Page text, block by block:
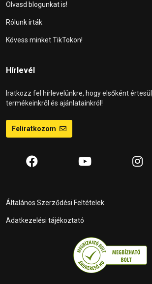
Olvasd blogunkat is!
Rólunk írták
Kövess minket TikTokon!
Hírlevél
Iratkozz fel hírlevelünkre, hogy elsőként
termékeinkről és ajánlatainkról!
Feliratkozom
Általános Szerződési Feltételek
Adatkezelési tájékoztató